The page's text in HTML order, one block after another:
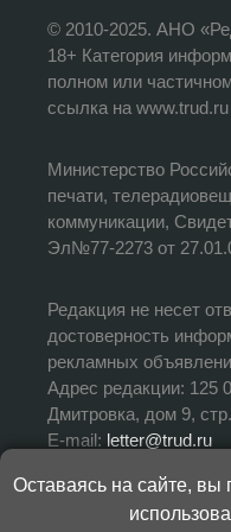
© 2010-2025. АНО
18+ Категория
полном или
ссылка на
Министерство
печати,
коммуникации,
Эл№77-2273 от
Редакция не несет
достоверность
рекламных
Адрес редакции: 125
Дмитровка, дом 9,
E-mail: letter@trud.ru
УЧРЕДИТЕЛЬ: АНО
Оставаясь на сайте, вы